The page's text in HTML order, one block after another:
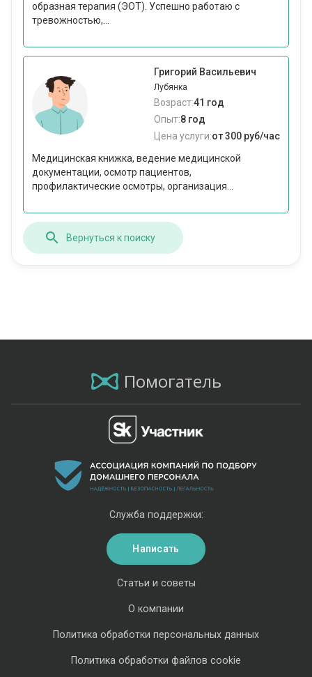
образная терапия (ЭОТ). Успешно работаю с
тревожностью,...
Григорий Васильевич
Лубянка
Возраст:41 год
Опыт:8 год
Цена услуги:от 300 руб/час
Медицинская книжка, ведение медицинской
документации, осмотр пациентов,
профилактические осмотры, организация...
Вернуться к поиску
Помогатель
Статьи и советы
О компании
Политика обработки персональных данных
Политика обработки файлов cookie
Служба поддержки:
Написать